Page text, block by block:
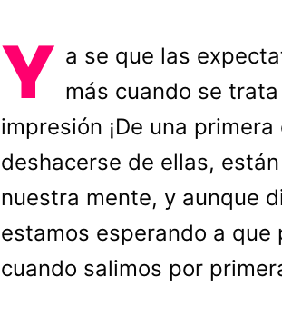
Y a se que las
más cuando se
impresión ¡De una
deshacerse de ellas,
nuestra mente, y aunque
estamos esperando a que
cuando salimos por